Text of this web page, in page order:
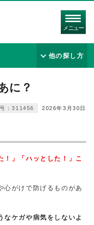
メニュー
他の探し方
に？
2026年3月30日
：311456
！」「ハッとした！」こ
がけで防げるものがあ
なケガや病気をしないよ